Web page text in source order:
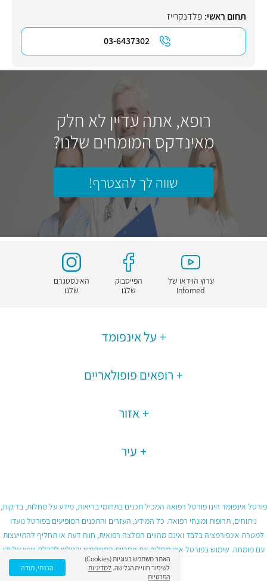
תחום ראשי: פלדנקרייז
03-6437302
רופא, אתה עדיין לא חלק
מאינדקס המומחים שלנו?
שווה לך להצטרף!
ערוץ הוידאו של
Infomed
הפייסבוק
שלנו
האינסטגרם
שלנו
על אינפומד
רופאים פופולאריים
אזור
עיר
פורטל אינפומד הינו פורטל רפואה המכיל תכנים בתחומי בריאות, מידע על מחלות, בדיקות,
ניתוחים, תרופות ומונחי רפואה. כל המידע, העזרים והתכנים המופיעים בפורטל נועדו
למטרת אינפורמציה בלבד ואינם מהווים המלצה רפואית, חוות דעת או תחליף להתייעצות
עם מומחה. שימוש בפורטל אינו מחליף את אחריות המשתמש והגולש לקבלת ייעוץ על ידי
גורם רפואי מוסמך ובכפוף לתנאי השימוש בפורטל.
האתר משתמש בעוגיות (Cookies)
לשיפור חוויית הגלישה. למדיניות
הפרטיות
הבנתי, תודה